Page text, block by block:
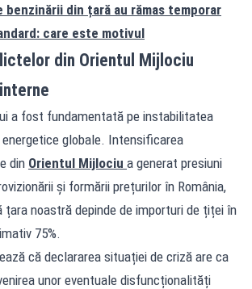
benzinării din țară au rămas temporar
care este motivul
din Orientul Mijlociu
a fost fundamentată pe instabilitatea
globale. Intensificarea
din Orientul Mijlociu a generat presiuni
și formării prețurilor în România,
țara noastră depinde de importuri de țiței în
75%.
că declararea situației de criză are ca
unor eventuale disfuncționalități